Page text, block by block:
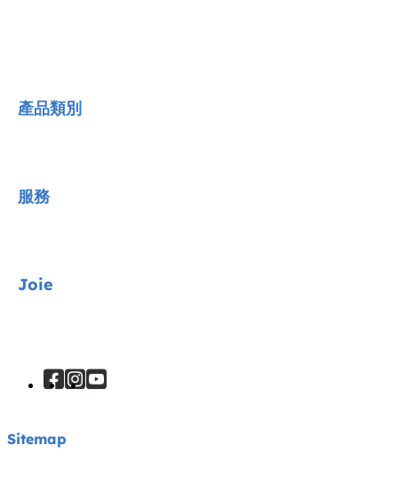
產品類別
高腳餐椅
嬰兒床
服務
產品說明書
Joie
獲獎紀錄
Sitemap